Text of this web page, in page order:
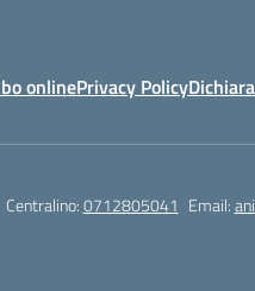
onlinePrivacy Policy
Centralino:0712805041 Email: